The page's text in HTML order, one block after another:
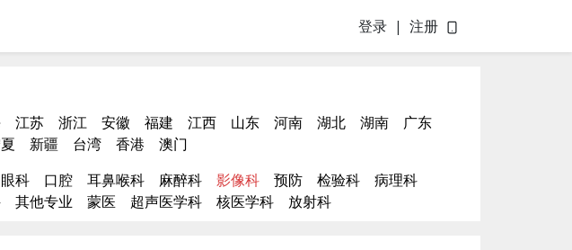
登录 | 注册
江苏 浙江 安徽 福建 江西 山东 河南 湖北 湖南
广东
新疆 台湾 香港
澳门
眼科 口腔 耳鼻喉科 麻醉科 影像科 预防 检验科
病理科
其他专业 蒙医 超声医学科 核医学科 放射科